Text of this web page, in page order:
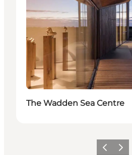
The Wadden Sea Centre
Föregående
Nästa